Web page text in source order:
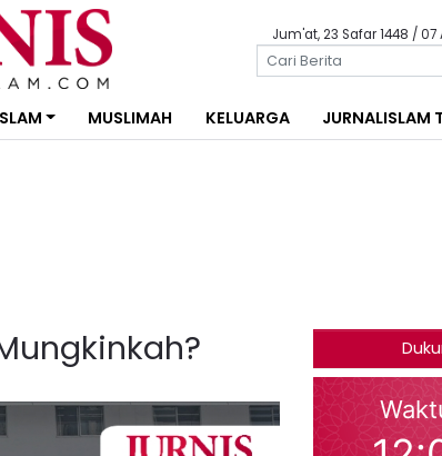
Jum'at, 23 Safar 1448 /
MUSLIMAH KELUARGA JURNALISLAM